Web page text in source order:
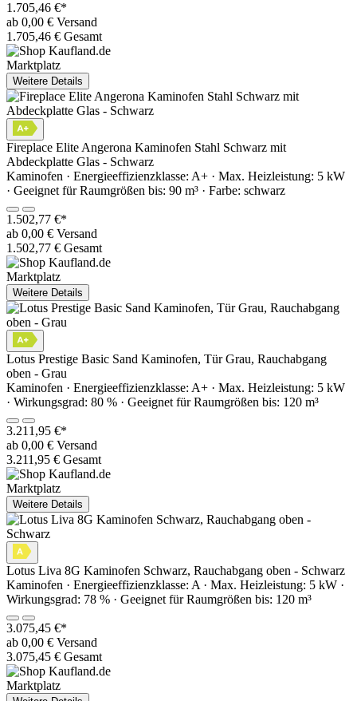
1.705,46 €*
ab 0,00 € Versand
1.705,46 € Gesamt
Marktplatz
Weitere Details
Fireplace Elite Angerona Kaminofen Stahl Schwarz mit
Abdeckplatte Glas - Schwarz
Kaminofen · Energieeffizienzklasse: A+ · Max. Heizleistung: 5 kW
· Geeignet für Raumgrößen bis: 90 m³ · Farbe: schwarz
1.502,77 €*
ab 0,00 € Versand
1.502,77 € Gesamt
Marktplatz
Weitere Details
Lotus Prestige Basic Sand Kaminofen, Tür Grau, Rauchabgang
oben - Grau
Kaminofen · Energieeffizienzklasse: A+ · Max. Heizleistung: 5 kW
· Wirkungsgrad: 80 % · Geeignet für Raumgrößen bis: 120 m³
3.211,95 €*
ab 0,00 € Versand
3.211,95 € Gesamt
Marktplatz
Weitere Details
Lotus Liva 8G Kaminofen Schwarz, Rauchabgang oben - Schwarz
Kaminofen · Energieeffizienzklasse: A · Max. Heizleistung: 5 kW ·
Wirkungsgrad: 78 % · Geeignet für Raumgrößen bis: 120 m³
3.075,45 €*
ab 0,00 € Versand
3.075,45 € Gesamt
Marktplatz